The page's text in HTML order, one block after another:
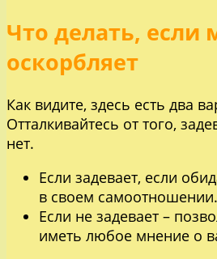
Что делать, если
оскорбляет
Как видите, здесь есть два
Отталкивайтесь от того,
нет.
Если задевает, если
в своем самоотношении.
Если не задевает –
иметь любое мнение о